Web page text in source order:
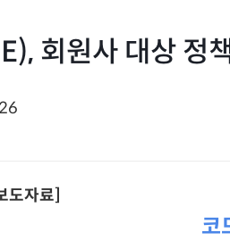
회원사 대상 정
도자료]
코